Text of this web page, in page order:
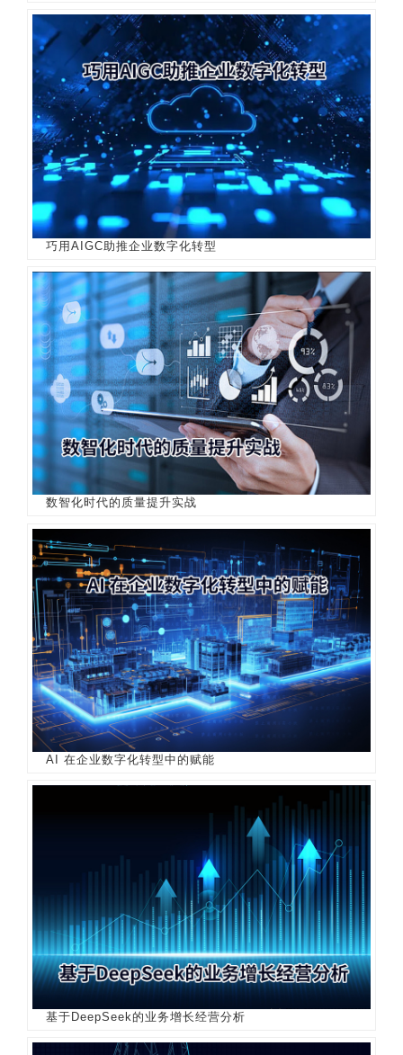
巧用AIGC助推企业数字化转型
数智化时代的质量提升实战
AI 在企业数字化转型中的赋能
基于DeepSeek的业务增长经营分析